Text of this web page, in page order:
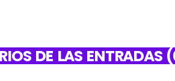
DE LAS ENTRADAS